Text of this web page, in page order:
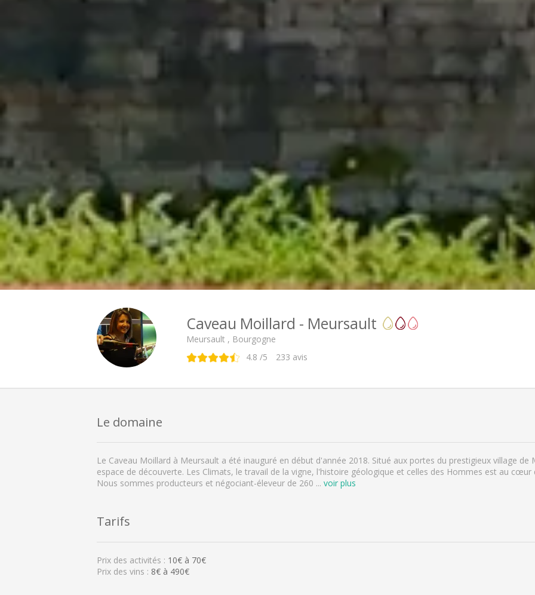
Caveau Moillard - Meursault
Meursault , Bourgogne
4.8 /5 233 avis
Le domaine
Le Caveau Moillard à Meursault a été inauguré en début d'année 2018. Situé aux portes du prestigieux village
espace de découverte. Les Climats, le travail de la vigne, l'histoire géologique et celles des Hommes est au cœur
Nous sommes producteurs et négociant-éleveur de 260 ... voir plus
Tarifs
Prix des activités : 10€ à 70€
Prix des vins : 8€ à 490€